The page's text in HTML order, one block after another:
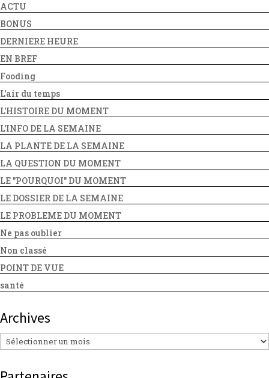
ACTU
BONUS
DERNIERE HEURE
EN BREF
Fooding
L'air du temps
L'HISTOIRE DU MOMENT
L'INFO DE LA SEMAINE
LA PLANTE DE LA SEMAINE
LA QUESTION DU MOMENT
LE "POURQUOI" DU MOMENT
LE DOSSIER DE LA SEMAINE
LE PROBLEME DU MOMENT
Ne pas oublier
Non classé
POINT DE VUE
santé
Archives
Archives